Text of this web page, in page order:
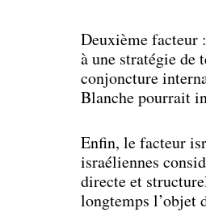
Deuxième facteur
à une stratégie de
conjoncture
Blanche pourrait
Enfin, le facteur
israéliennes
directe et
longtemps l’objet